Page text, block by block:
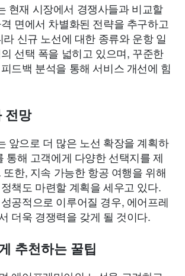
현재 시장에서 경쟁사들과 비교할
면에서 차별화된 전략을 추구하고
신규 노선에 대한 종류와 운항 일
선택 폭을 넓히고 있으며, 꾸준한
드백 분석을 통해 서비스 개선에 힘
전망
앞으로 더 많은 노선 확장을 계획하
통해 고객에게 다양한 선택지를 제
한, 지속 가능한 항공 여행을 위해
책도 마련할 계획을 세우고 있다.
공적으로 이루어질 경우, 에어프레
더욱 경쟁력을 갖게 될 것이다.
추천하는 꿀팁